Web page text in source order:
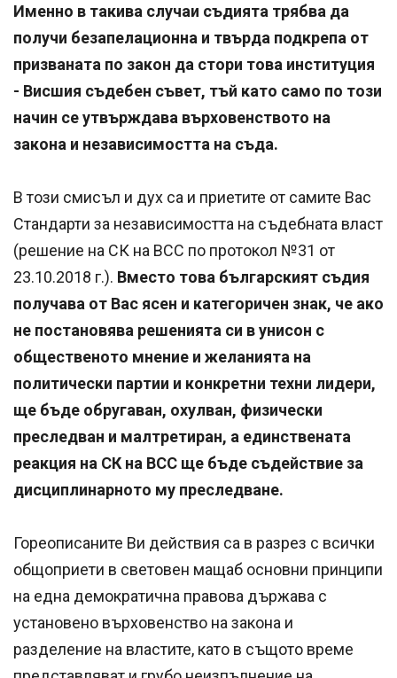
Именно в такива случаи съдията трябва да
получи безапелационна и твърда подкрепа от
призваната по закон да стори това институция
- Висшия съдебен съвет, тъй като само по този
начин се утвърждава върховенството на
закона и независимостта на съда.
В този смисъл и дух са и приетите от самите Вас
Стандарти за независимостта на съдебната власт
(решение на СК на ВСС по протокол №31 от
23.10.2018 г.). Вместо това българският съдия
получава от Вас ясен и категоричен знак, че ако
не постановява решенията си в унисон с
общественото мнение и желанията на
политически партии и конкретни техни лидери,
ще бъде обругаван, охулван, физически
преследван и малтретиран, а единствената
реакция на СК на ВСС ще бъде съдействие за
дисциплинарното му преследване.
Гореописаните Ви действия са в разрез с всички
общоприети в световен мащаб основни принципи
на една демократична правова държава с
установено върховенство на закона и
разделение на властите, като в същото време